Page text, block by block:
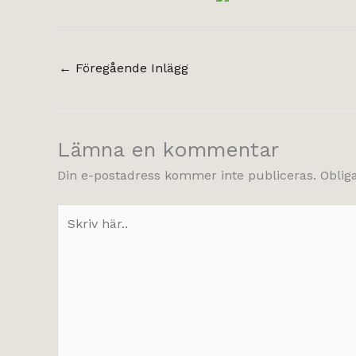
← Föregående Inlägg
Lämna en kommentar
Din e-postadress kommer inte publiceras.
här..